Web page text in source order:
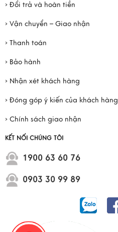
› Đổi trả và hoàn tiền
› Vận chuyển – Giao nhận
› Thanh toán
› Bảo hành
› Nhận xét khách hàng
› Đóng góp ý kiến của khách hàng
› Chính sách giao nhận
KẾT NỐI CHÚNG TÔI
1900 63 60 76
0903 30 99 89